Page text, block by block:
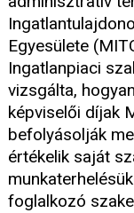
Egyesülete
Ingatlanpiaci
vizsgálta,
képviselői díjak
befolyásolják
értékelik saját
foglalkozó